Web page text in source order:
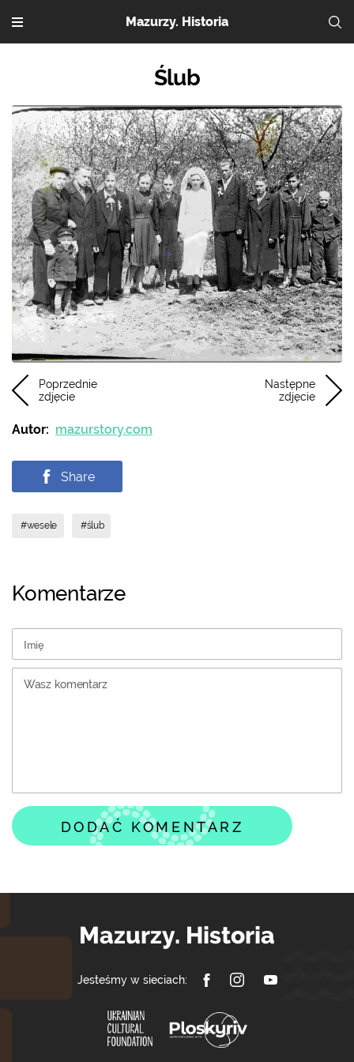
Mazurzy. Historia
Ślub
Poprzednie
zdjęcie
Następne
zdjęcie
Autor: mazurstory.com
Share
Komentarze
DODAĆ KOMENTARZ
#wesele #ślub
Mazurzy. Historia
Jesteśmy w sieciach: